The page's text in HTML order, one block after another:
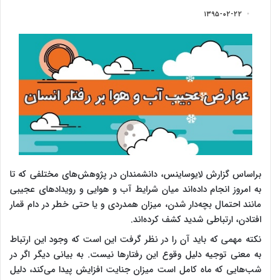
۱۳۹۵-۰۲-۲۲
براساس گزارش لایو‌ساینس، دانشمندان در پژوهش‌های مختلفی که تا
به امروز انجام داده‌اند میان شرایط آب و هوایی و رویداد‌های عجیبی
مانند احتمال بچه‌دار شدن، میزان همدردی و یا حتی خطر در دام قمار
افتادن،‌ ارتباطی شدید کشف کرده‌اند.
نکته مهمی که باید آن را در نظر گرفت این است که وجود این ارتباط
به معنی توجیه دلیل وقوع این رفتار‌ها نیست. به بیانی دیگر اگر در
شب‌هایی که ماه کامل است میزان جنایت افزایش پیدا می‌کند، دلیل